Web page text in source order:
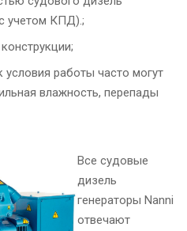
учетом КПД).;
условия работы часто могут
влажность, перепады
Все судовые
дизель
генераторы Nanni
отвечают